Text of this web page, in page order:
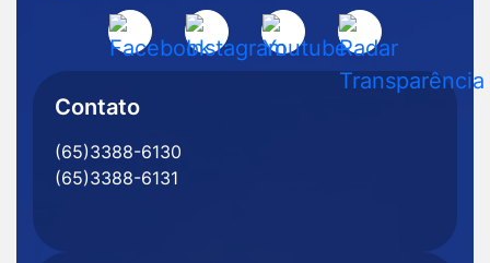
Livramento
MT
Acessar
a
Social
Facebook
Acessar
a
Acessar
a
Acessar
a
Rede
Contato
(65)3388-6130
(65)3388-6131